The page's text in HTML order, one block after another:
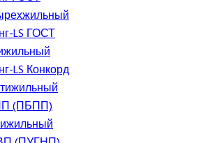
LS ГОСТ
LS Конкорд
(ПБПП)